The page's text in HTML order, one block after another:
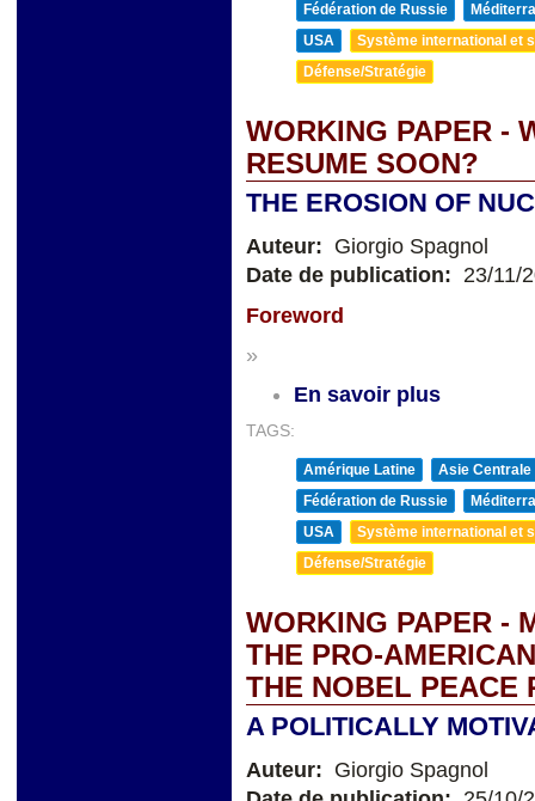
Fédération de Russie
USA
Système international et
Défense/Stratégie
WORKING PAPER -
RESUME SOON?
THE EROSION OF
Auteur: Giorgio Spagnol
Date de publication: 23/11/
Foreword
»
En savoir plus
TAGS:
Amérique Latine
Asie Centrale
Fédération de Russie
USA
Système international et
Défense/Stratégie
WORKING PAPER -
THE PRO-
THE NOBEL PEACE
A POLITICALLY
Auteur: Giorgio Spagnol